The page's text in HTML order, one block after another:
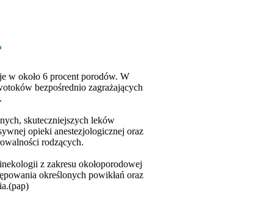
w około 6 procent porodów. W
bezpośrednio zagrażających
skuteczniejszych leków
opieki anestezjologicznej oraz
rodzących.
z zakresu okołoporodowej
określonych powikłań oraz